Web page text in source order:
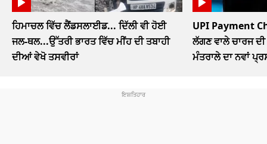
ਹਿਮਾਚਲ ਵਿੱਚ ਲੈਂਡਸਲਾਈਡ... ਦਿੱਲੀ ਵੀ ਹੋਈ
ਜਲ-ਥਲ...ਉੱਤਰੀ ਭਾਰਤ ਵਿੱਚ ਮੀਂਹ ਦੀ ਤਬਾਹੀ
ਦੀਆਂ ਵੇਖੋ ਤਸਵੀਰਾਂ
UPI Payment
ਲੱਗਣ ਵਾਲੇ ਚਾਰਜ
ਮੰਤਰਾਲੇ ਦਾ ਨਵਾਂ